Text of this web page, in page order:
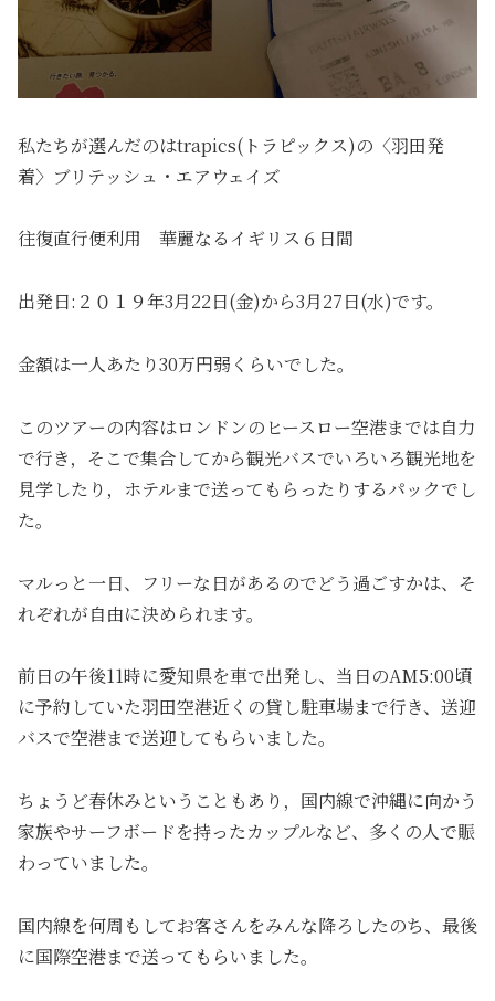
私たちが選んだのはtrapics(トラピックス)の〈羽田発
着〉ブリテッシュ・エアウェイズ
往復直行便利用 華麗なるイギリス６日間
出発日:２０１９年3月22日(金)から3月27日(水)です。
金額は一人あたり30万円弱くらいでした。
このツアーの内容はロンドンのヒースロー空港までは自力
で行き，そこで集合してから観光バスでいろいろ観光地を
見学したり，ホテルまで送ってもらったりするパックでし
た。
マルっと一日、フリーな日があるのでどう過ごすかは、そ
れぞれが自由に決められます。
前日の午後11時に愛知県を車で出発し、当日のAM5:00頃
に予約していた羽田空港近くの貸し駐車場まで行き、送迎
バスで空港まで送迎してもらいました。
ちょうど春休みということもあり，国内線で沖縄に向かう
家族やサーフボードを持ったカップルなど、多くの人で賑
わっていました。
国内線を何周もしてお客さんをみんな降ろしたのち、最後
に国際空港まで送ってもらいました。